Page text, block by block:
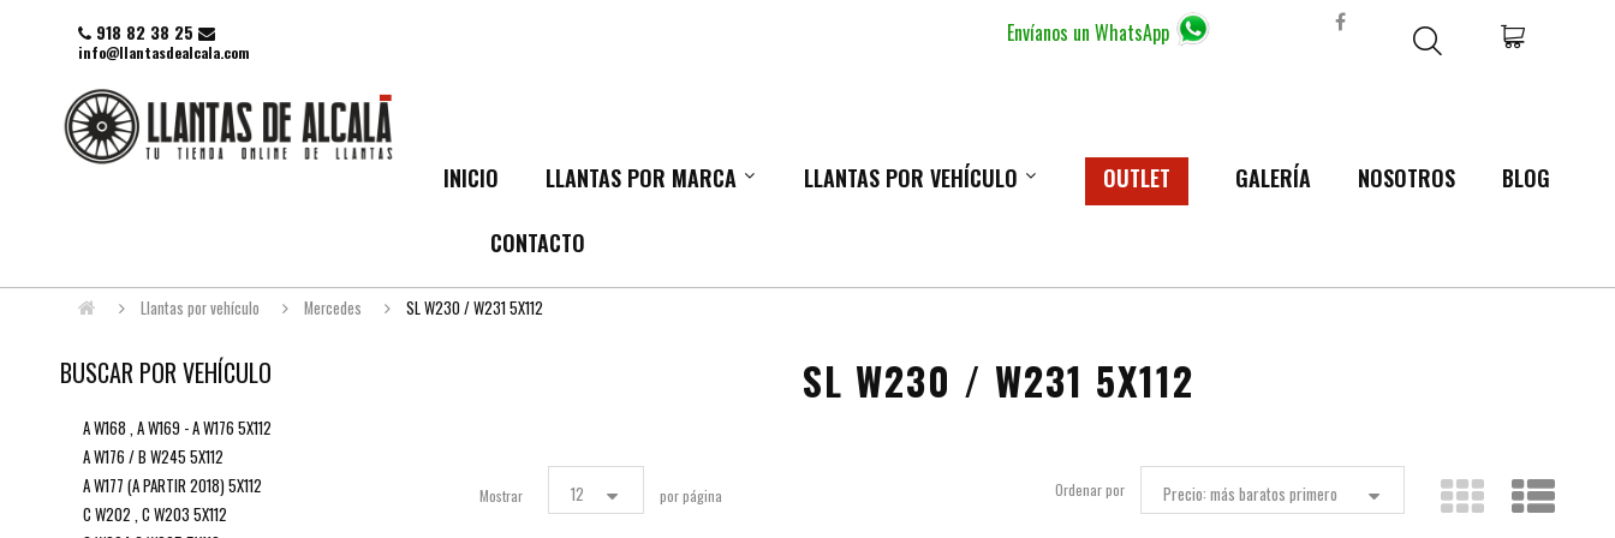
Envíanos un WhatsApp
918 82 38 25
info@llantasdealcala.com
INICIO LLANTAS POR MARCA LLANTAS POR VEHÍCULO OUTLET GALERÍA NOSOTROS BLOG
CONTACTO
Llantas por vehículo Mercedes SL W230 / W231 5X112
SL W230 / W231 5X112
Ordenar por Precio: más baratos primero
Mostrar 12 por página
BUSCAR POR VEHÍCULO
A W168 , A W169 - A W176 5X112
A W176 / B W245 5X112
A W177 (A PARTIR 2018) 5X112
C W202 , C W203 5X112